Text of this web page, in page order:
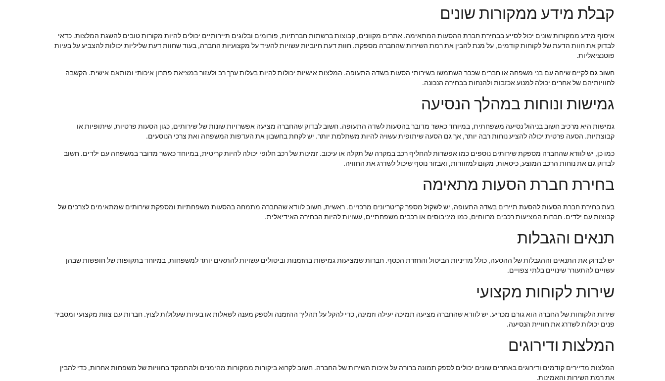
קבלת מידע ממקורות שונים
איסוף מידע ממקורות שונים יכול לסייע בבחירת חברת ההסעות המתאימה. אתרים מקוונים, קבוצות ברשתות חברתיות, פורומים ובלוגים תיירותיים יכולים להיות מקורות טובים להשגת המלצות. כדאי
לבדוק את חוות הדעת של לקוחות קודמים, על מנת להבין את רמת השירות שהחברה מספקת. חוות דעת חיוביות עשויות להעיד על מקצועיות החברה, בעוד שחוות דעת שליליות יכולות להצביע על בעיות
פוטנציאליות.
חשוב גם לקיים שיחה עם בני משפחה או חברים שכבר השתמשו בשירותי הסעות בשדה התעופה. המלצות אישיות יכולות להיות בעלות ערך רב ולעזור במציאת פתרון איכותי ומותאם אישית. הקשבה
לחוויותיהם של אחרים יכולה למנוע אכזבות ולהנחות בבחירה הנכונה.
גמישות ונוחות במהלך הנסיעה
גמישות היא מרכיב חשוב בניהול נסיעה משפחתית, במיוחד כאשר מדובר בהסעות לשדה התעופה. חשוב לבדוק שהחברה מציעה אפשרויות שונות של שירותים, כגון הסעות פרטיות, שיתופיות או
קבוצתיות. הסעה פרטית יכולה להציע נוחות רבה יותר, אך גם הסעה שיתופית עשויה להיות משתלמת יותר. יש לקחת בחשבון את העדפות המשפחה ואת צרכי הנוסעים.
כמו כן, יש לוודא שהחברה מספקת שירותים נוספים כמו אפשרות להחליף רכב במקרה של תקלה או עיכוב. זמינות של רכב חלופי יכולה להיות קריטית, במיוחד כאשר מדובר במשפחה עם ילדים. חשוב
לבדוק גם את נוחות הרכב המוצע, כיסאות, מקום למזוודות, ואבזור נוסף שיכול לשדרג את החוויה.
בחירת חברת הסעות מתאימה
בעת בחירת חברת הסעות להסעת תיירים בשדה התעופה, יש לשקול מספר קריטריונים מרכזיים. ראשית, חשוב לוודא שהחברה מתמחה בהסעות משפחתיות ומספקת שירותים שמתאימים לצרכים של
קבוצות עם ילדים. חברות המציעות רכבים מרווחים, כמו מיניבוסים או רכבים משפחתיים, עשויות להיות הבחירה האידיאלית.
תנאים והגבלות
יש לבדוק את התנאים וההגבלות של ההסעה, כולל מדיניות הביטול והחזרת הכסף. חברות שמציעות גמישות בהזמנות וביטולים עשויות להתאים יותר למשפחות, במיוחד בתקופות של חופשות שבהן
עשויים להתעורר שינויים בלתי צפויים.
שירות לקוחות מקצועי
שירות הלקוחות של החברה הוא גורם מכריע. יש לוודא שהחברה מציעה תמיכה יעילה וזמינה, כדי להקל על תהליך ההזמנה ולספק מענה לשאלות או בעיות שעלולות לצוץ. חברות עם צוות מקצועי ומסביר
פנים יכולות לשדרג את חוויית הנסיעה.
המלצות ודירוגים
המלצות מדיירים קודמים ודירוגים באתרים שונים יכולים לספק תמונה ברורה על איכות השירות של החברה. חשוב לקרוא ביקורות ממקורות מהימנים ולהתמקד בחוויות של משפחות אחרות, כדי להבין
את רמת השירות והאמינות.